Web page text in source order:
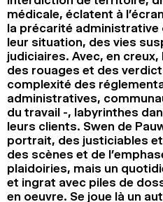
médicale, éclatent à
la précarité administrative
leur situation, des vies
judiciaires. Avec, en creux,
des rouages et des
complexité des
administratives,
du travail -, labyrinthes
leurs clients. Swen de
portrait, des justiciables
des scènes et de
plaidoiries, mais un
et ingrat avec piles de
en oeuvre. Se joue là un